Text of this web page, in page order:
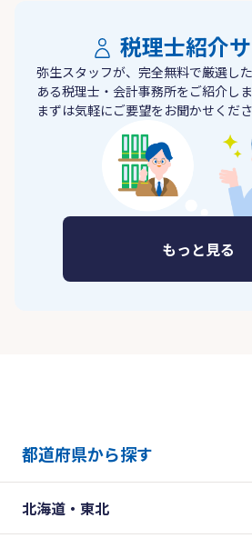
税理士紹介
弥生スタッフが、完全無料で厳選し
ある税理士・会計事務所をご紹介しま
まずは気軽にご要望をお聞かせくださ
もっと見る
都道府県から探す
北海道・東北